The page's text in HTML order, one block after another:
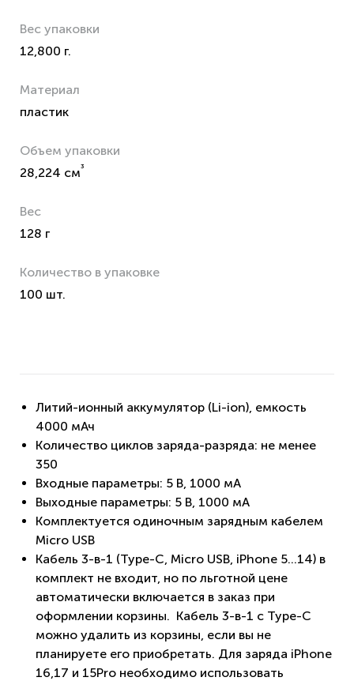
Вес упаковки
12,800 г.
Материал
пластик
Объем упаковки
28,224 см³
Вес
128 г
Количество в упаковке
100 шт.
Литий-ионный аккумулятор (Li-ion), емкость
4000 мАч
Количество циклов заряда-разряда: не менее
350
Входные параметры: 5 В, 1000 мА
Выходные параметры: 5 В, 1000 мА
Комплектуется одиночным зарядным кабелем
Micro USB
Кабель 3-в-1 (Type-C, Micro USB, iPhone 5...14) в
комплект не входит, но по льготной цене
автоматически включается в заказ при
оформлении корзины. Кабель 3-в-1 c Type-C
можно удалить из корзины, если вы не
планируете его приобретать. Для заряда iPhone
16,17 и 15Pro необходимо использовать